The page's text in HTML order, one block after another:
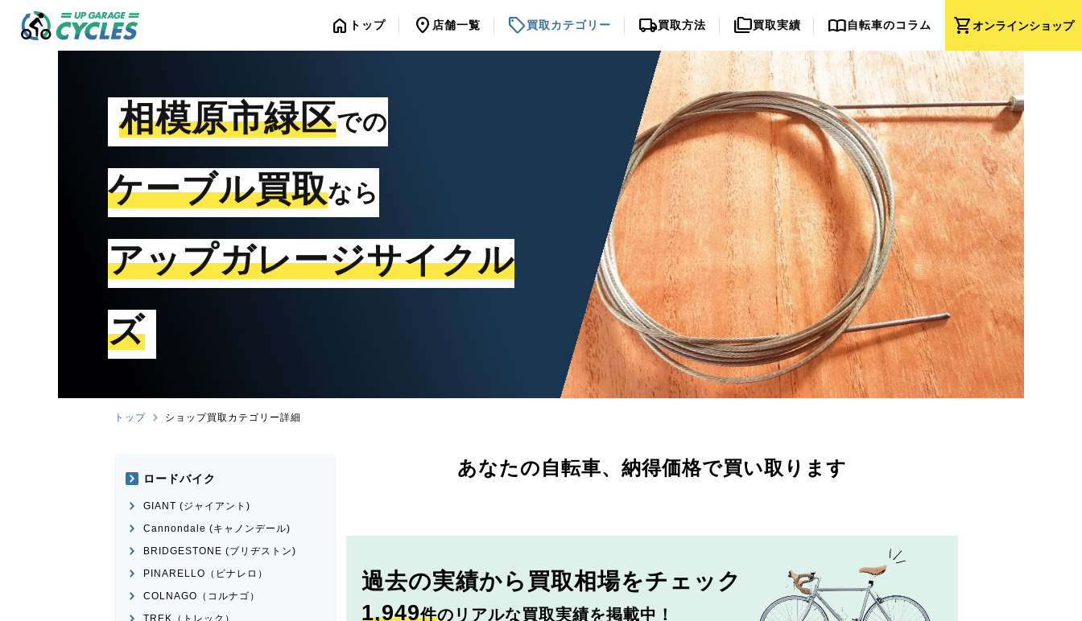
shopping_cartオンラインショップ
home トップ location_on 店舗一覧 sell買取カテゴリー local_shipping買取方法 folder_copy買取実績 import_contacts自転車のコラム
相模原市緑区での
ケーブル買取なら
アップガレージサイクル
ズ
トップ ショップ買取カテゴリー詳細
あなたの自転車、 納得価格で買い取ります
過去の実績から 買取相場をチェック
1,949件のリアルな買取実績を掲載中！
ロードバイク
GIANT (ジャイアント)
Cannondale (キャノンデール)
BRIDGESTONE (ブリヂストン)
PINARELLO（ピナレロ）
COLNAGO（コルナゴ）
TREK（トレック）